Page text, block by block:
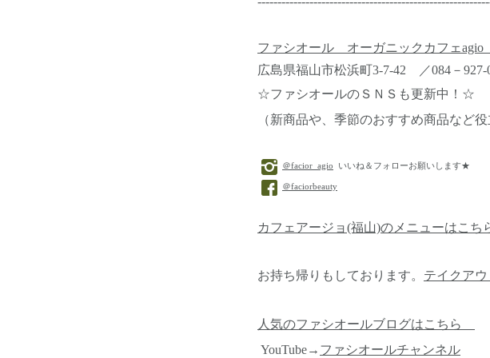
ファシオール オーガニックカフェagio
広島県福山市松浜町3-7-42 ／084－
☆ファシオールのＳＮＳも更新中！☆
（新商品や、季節のおすすめ商品など
＠facior_agio いいね＆フォローお願いします★
＠faciorbeauty
カフェアージョ(福山)のメニューはこち
お持ち帰りもしております。 テイクア
人気のファシオールブログはこちら
YouTube→ ファシオールチャンネル